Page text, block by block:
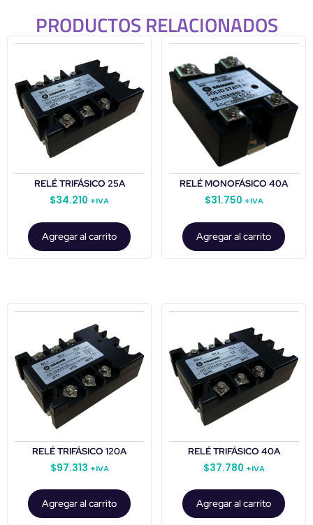
PRODUCTOS RELACIONADOS
RELÉ TRIFÁSICO 25A
$34.210 +IVA
Agregar al carrito
RELÉ MONOFÁSICO 40A
$31.750 +IVA
Agregar al carrito
RELÉ TRIFÁSICO 120A
$97.313 +IVA
Agregar al carrito
RELÉ TRIFÁSICO 40A
$37.780 +IVA
Agregar al carrito